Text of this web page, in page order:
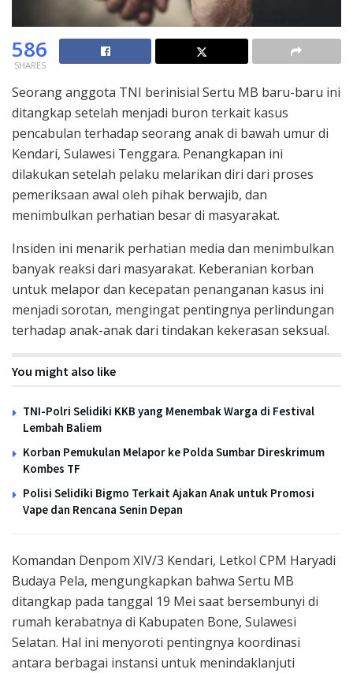
586
SHARES
Seorang anggota TNI berinisial Sertu MB baru-baru ini
ditangkap setelah menjadi buron terkait kasus
pencabulan terhadap seorang anak di bawah umur di
Kendari, Sulawesi Tenggara. Penangkapan ini
dilakukan setelah pelaku melarikan diri dari proses
pemeriksaan awal oleh pihak berwajib, dan
menimbulkan perhatian besar di masyarakat.
Insiden ini menarik perhatian media dan menimbulkan
banyak reaksi dari masyarakat. Keberanian korban
untuk melapor dan kecepatan penanganan kasus ini
menjadi sorotan, mengingat pentingnya perlindungan
terhadap anak-anak dari tindakan kekerasan seksual.
You might also like
TNI-Polri Selidiki KKB yang Menembak Warga di Festival
Lembah Baliem
Korban Pemukulan Melapor ke Polda Sumbar Direskrimum
Kombes TF
Polisi Selidiki Bigmo Terkait Ajakan Anak untuk Promosi
Vape dan Rencana Senin Depan
Komandan Denpom XIV/3 Kendari, Letkol CPM Haryadi
Budaya Pela, mengungkapkan bahwa Sertu MB
ditangkap pada tanggal 19 Mei saat bersembunyi di
rumah kerabatnya di Kabupaten Bone, Sulawesi
Selatan. Hal ini menyoroti pentingnya koordinasi
antara berbagai instansi untuk menindaklanjuti